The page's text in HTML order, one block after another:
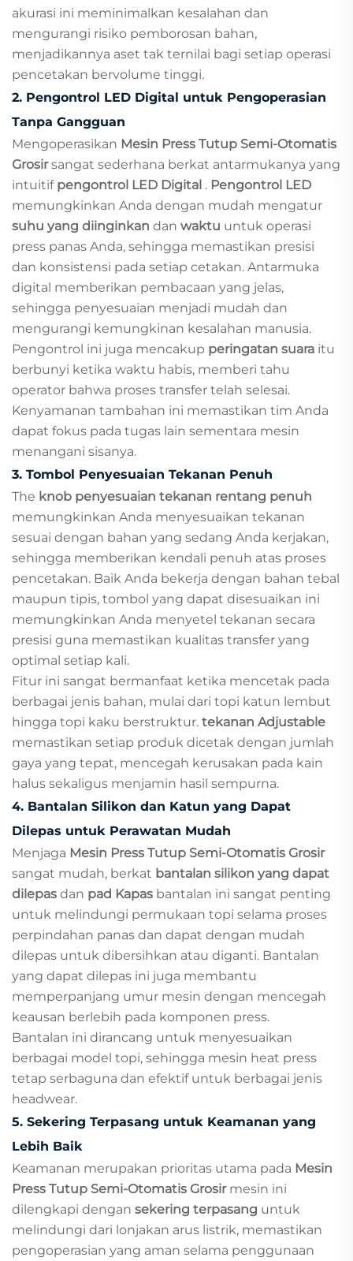
akurasi ini meminimalkan kesalahan dan
mengurangi risiko pemborosan bahan,
menjadikannya aset tak ternilai bagi setiap operasi
pencetakan bervolume tinggi.
2. Pengontrol LED Digital untuk Pengoperasian
Tanpa Gangguan
Mengoperasikan Mesin Press Tutup Semi-Otomatis
Grosirsangat sederhana berkat antarmukanya yang
intuitif pengontrol LED Digital . Pengontrol LED
memungkinkan Anda dengan mudah mengatur
suhu yang diinginkan dan waktu untuk operasi
press panas Anda, sehingga memastikan presisi
dan konsistensi pada setiap cetakan. Antarmuka
digital memberikan pembacaan yang jelas,
sehingga penyesuaian menjadi mudah dan
mengurangi kemungkinan kesalahan manusia.
Pengontrol ini juga mencakup peringatan suara itu
berbunyi ketika waktu habis, memberi tahu
operator bahwa proses transfer telah selesai.
Kenyamanan tambahan ini memastikan tim Anda
dapat fokus pada tugas lain sementara mesin
menangani sisanya.
3. Tombol Penyesuaian Tekanan Penuh
The knob penyesuaian tekanan rentang penuh
memungkinkan Anda menyesuaikan tekanan
sesuai dengan bahan yang sedang Anda kerjakan,
sehingga memberikan kendali penuh atas proses
pencetakan. Baik Anda bekerja dengan bahan tebal
maupun tipis, tombol yang dapat disesuaikan ini
memungkinkan Anda menyetel tekanan secara
presisi guna memastikan kualitas transfer yang
optimal setiap kali.
Fitur ini sangat bermanfaat ketika mencetak pada
berbagai jenis bahan, mulai dari topi katun lembut
hingga topi kaku berstruktur. tekanan Adjustable
memastikan setiap produk dicetak dengan jumlah
gaya yang tepat, mencegah kerusakan pada kain
halus sekaligus menjamin hasil sempurna.
4. Bantalan Silikon dan Katun yang Dapat
Dilepas untuk Perawatan Mudah
Menjaga Mesin Press Tutup Semi-Otomatis Grosir
sangat mudah, berkat bantalan silikon yang dapat
dilepas dan pad Kapas bantalan ini sangat penting
untuk melindungi permukaan topi selama proses
perpindahan panas dan dapat dengan mudah
dilepas untuk dibersihkan atau diganti. Bantalan
yang dapat dilepas ini juga membantu
memperpanjang umur mesin dengan mencegah
keausan berlebih pada komponen press.
Bantalan ini dirancang untuk menyesuaikan
berbagai model topi, sehingga mesin heat press
tetap serbaguna dan efektif untuk berbagai jenis
headwear.
5. Sekering Terpasang untuk Keamanan yang
Lebih Baik
Keamanan merupakan prioritas utama pada Mesin
Press Tutup Semi-Otomatis Grosir mesin ini
dilengkapi dengan sekering terpasang untuk
melindungi dari lonjakan arus listrik, memastikan
pengoperasian yang aman selama penggunaan